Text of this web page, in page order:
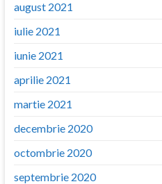
august 2021
iulie 2021
iunie 2021
aprilie 2021
martie 2021
decembrie 2020
octombrie 2020
septembrie 2020